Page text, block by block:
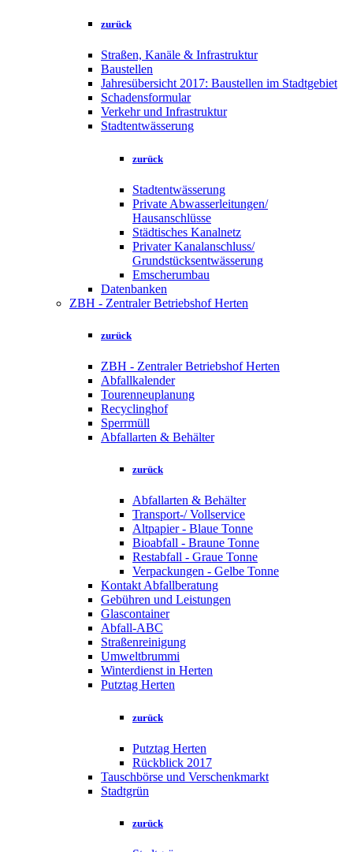
zurück
Straßen, Kanäle & Infrastruktur
Baustellen
Jahresübersicht 2017: Baustellen im Stadtgebiet
Schadensformular
Verkehr und Infrastruktur
Stadtentwässerung
zurück
Stadtentwässerung
Private Abwasserleitungen/
Hausanschlüsse
Städtisches Kanalnetz
Privater Kanalanschluss/
Grundstücksentwässerung
Emscherumbau
Datenbanken
ZBH - Zentraler Betriebshof Herten
zurück
ZBH - Zentraler Betriebshof Herten
Abfallkalender
Tourenneuplanung
Recyclinghof
Sperrmüll
Abfallarten & Behälter
zurück
Abfallarten & Behälter
Transport-/ Vollservice
Altpapier - Blaue Tonne
Bioabfall - Braune Tonne
Restabfall - Graue Tonne
Verpackungen - Gelbe Tonne
Kontakt Abfallberatung
Gebühren und Leistungen
Glascontainer
Abfall-ABC
Straßenreinigung
Umweltbrummi
Winterdienst in Herten
Putztag Herten
zurück
Putztag Herten
Rückblick 2017
Tauschbörse und Verschenkmarkt
Stadtgrün
zurück